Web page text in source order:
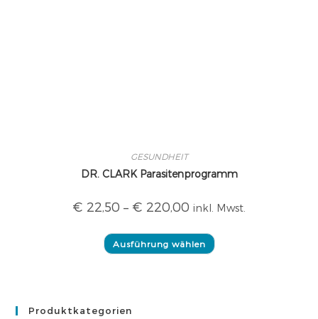
GESUNDHEIT
DR. CLARK Parasitenprogramm
€ 22,50 – € 220,00 inkl. Mwst.
Ausführung wählen
Produktkategorien